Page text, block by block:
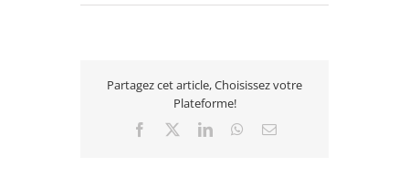
Partagez cet article, Choisissez votre
Plateforme!
Facebook LinkedInWhatsApp
Email